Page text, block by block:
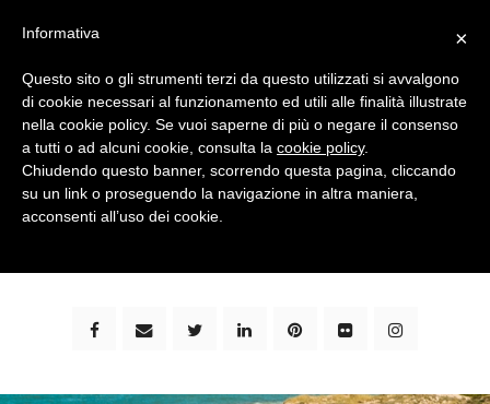
bimbi e viaggi - family travel blog: community #1 in
×
Informativa
Questo sito o gli strumenti terzi da questo utilizzati si avvalgono
di cookie necessari al funzionamento ed utili alle finalità illustrate
nella cookie policy. Se vuoi saperne di più o negare il consenso
a tutti o ad alcuni cookie, consulta la cookie policy.
Chiudendo questo banner, scorrendo questa pagina, cliccando
su un link o proseguendo la navigazione in altra maniera,
acconsenti all’uso dei cookie.